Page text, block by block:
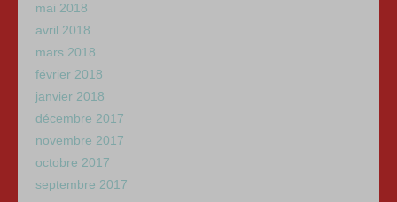
mai 2018
avril 2018
mars 2018
février 2018
janvier 2018
décembre 2017
novembre 2017
octobre 2017
septembre 2017